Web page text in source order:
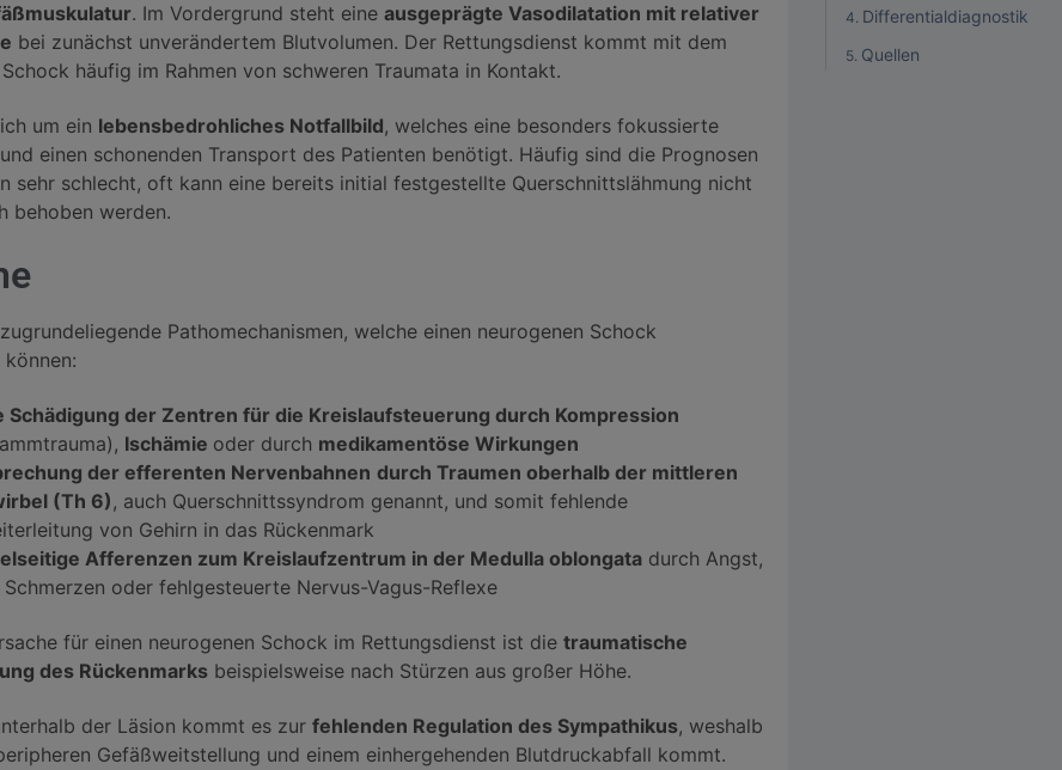
. Im Vordergrund steht eine ausgeprägte Vasodilatation mit relativer
bei zunächst unverändertem Blutvolumen. Der Rettungsdienst kommt mit dem
häufig im Rahmen von schweren Traumata in Kontakt.
um ein lebensbedrohliches Notfallbild, welches eine besonders fokussierte
einen schonenden Transport des Patienten benötigt. Häufig sind die Prognosen
sehr schlecht, oft kann eine bereits initial festgestellte Querschnittslähmung nicht
behoben werden.
Pathomechanismen, welche einen neurogenen Schock
Schädigung der Zentren für die Kreislaufsteuerung durch Kompression
Ischämie oder durch medikamentöse Wirkungen
der efferenten Nervenbahnen durch Traumen oberhalb der mittleren
(Th 6), auch Querschnittssyndrom genannt, und somit fehlende
von Gehirn in das Rückenmark
Afferenzen zum Kreislaufzentrum in der Medulla oblongatadurch Angst,
Schmerzen oder fehlgesteuerte Nervus-Vagus-Reflexe
für einen neurogenen Schock im Rettungsdienst ist die traumatische
des Rückenmarksbeispielsweise nach Stürzen aus großer Höhe.
der Läsion kommt es zur fehlenden Regulation des Sympathikus, weshalb
Gefäßweitstellung und einem einhergehenden Blutdruckabfall kommt.
Differentialdiagnostik
Quellen